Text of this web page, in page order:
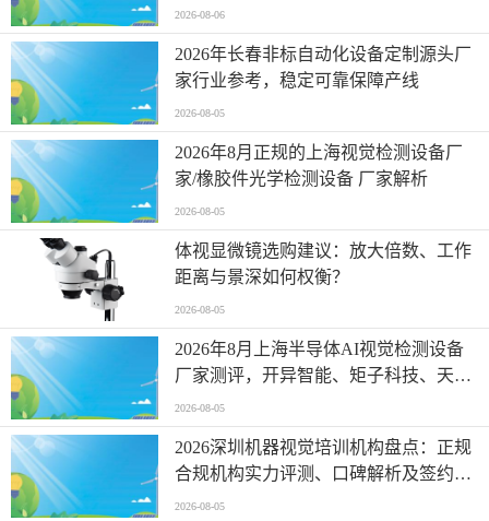
2026-08-06
2026年长春非标自动化设备定制源头厂
家行业参考，稳定可靠保障产线
2026-08-05
2026年8月正规的上海视觉检测设备厂
家/橡胶件光学检测设备 厂家解析
2026-08-05
体视显微镜选购建议：放大倍数、工作
距离与景深如何权衡？
2026-08-05
2026年8月上海半导体AI视觉检测设备
厂家测评，开异智能、矩子科技、天准
科技等厂家分析
2026-08-05
2026深圳机器视觉培训机构盘点：正规
合规机构实力评测、口碑解析及签约避
坑全FAQ
2026-08-05